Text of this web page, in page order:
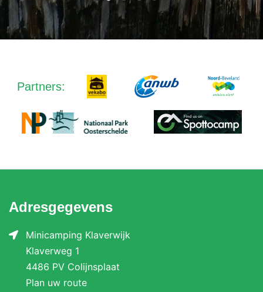
komen zeker nog eens terug!”
Partners:
Adresgegevens
Minicamping Klaverwijk
Klaverweg 1
4486 PV Colijnsplaat
Plan uw route